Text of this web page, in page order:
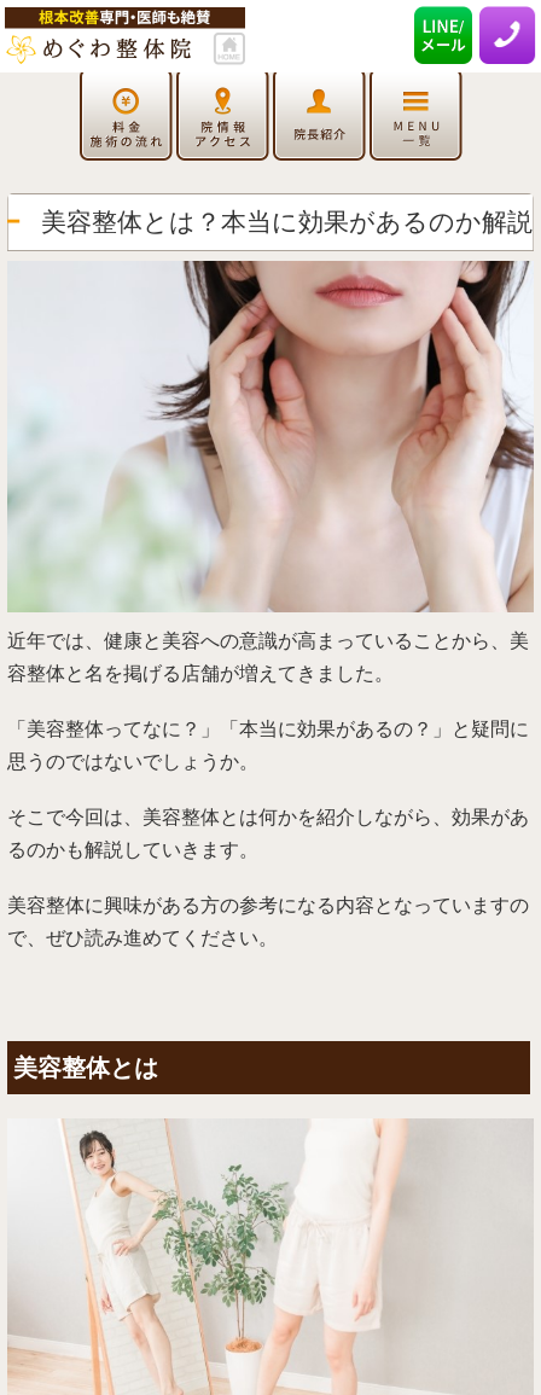
美容整体とは？本当に効果があるのか解説
近年では、健康と美容への意識が高まっていることから、美
容整体と名を掲げる店舗が増えてきました。
「美容整体ってなに？」「本当に効果があるの？」と疑問に
思うのではないでしょうか。
そこで今回は、美容整体とは何かを紹介しながら、効果があ
るのかも解説していきます。
美容整体に興味がある方の参考になる内容となっていますの
で、ぜひ読み進めてください。
美容整体とは